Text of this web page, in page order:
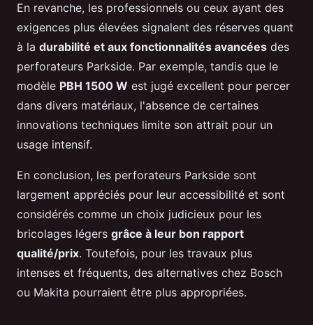
En revanche, les professionnels ou ceux ayant des
exigences plus élevées signalent des réserves quant
à la durabilité et aux fonctionnalités avancées des
perforateurs Parkside. Par exemple, tandis que le
modèle PBH 1500 W est jugé excellent pour percer
dans divers matériaux, l'absence de certaines
innovations techniques limite son attrait pour un
usage intensif.
En conclusion, les perforateurs Parkside sont
largement appréciés pour leur accessibilité et sont
considérés comme un choix judicieux pour les
bricolages légers grâce à leur bon rapport
qualité/prix. Toutefois, pour les travaux plus
intenses et fréquents, des alternatives chez Bosch
ou Makita pourraient être plus appropriées.